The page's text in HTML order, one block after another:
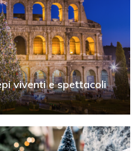
viventi e spettacoli